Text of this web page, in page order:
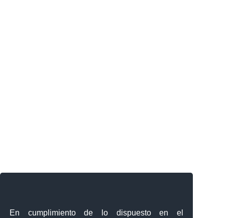
En cumplimiento de lo dispuesto en el